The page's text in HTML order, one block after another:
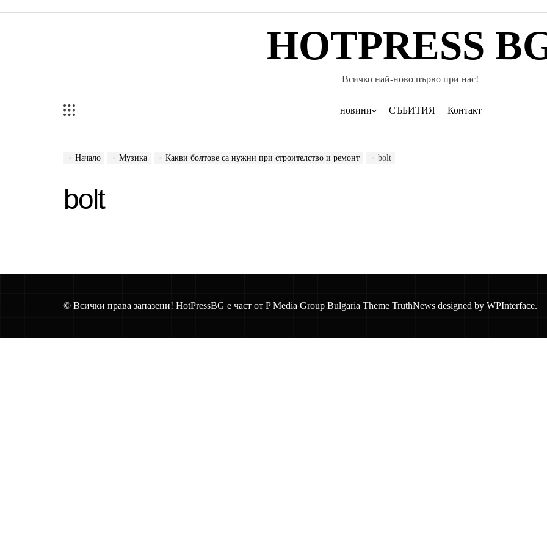
HOTPRESS
Всичко най-ново първо при нас!
новини СЪБИТИЯ Контакт
Начало Музика Какви болтове са нужни при строителство и ремонт bolt
bolt
© Всички права запазени! HotPressBG е част от P Media Group Bulgaria Theme TruthNews designed byWPInterface.